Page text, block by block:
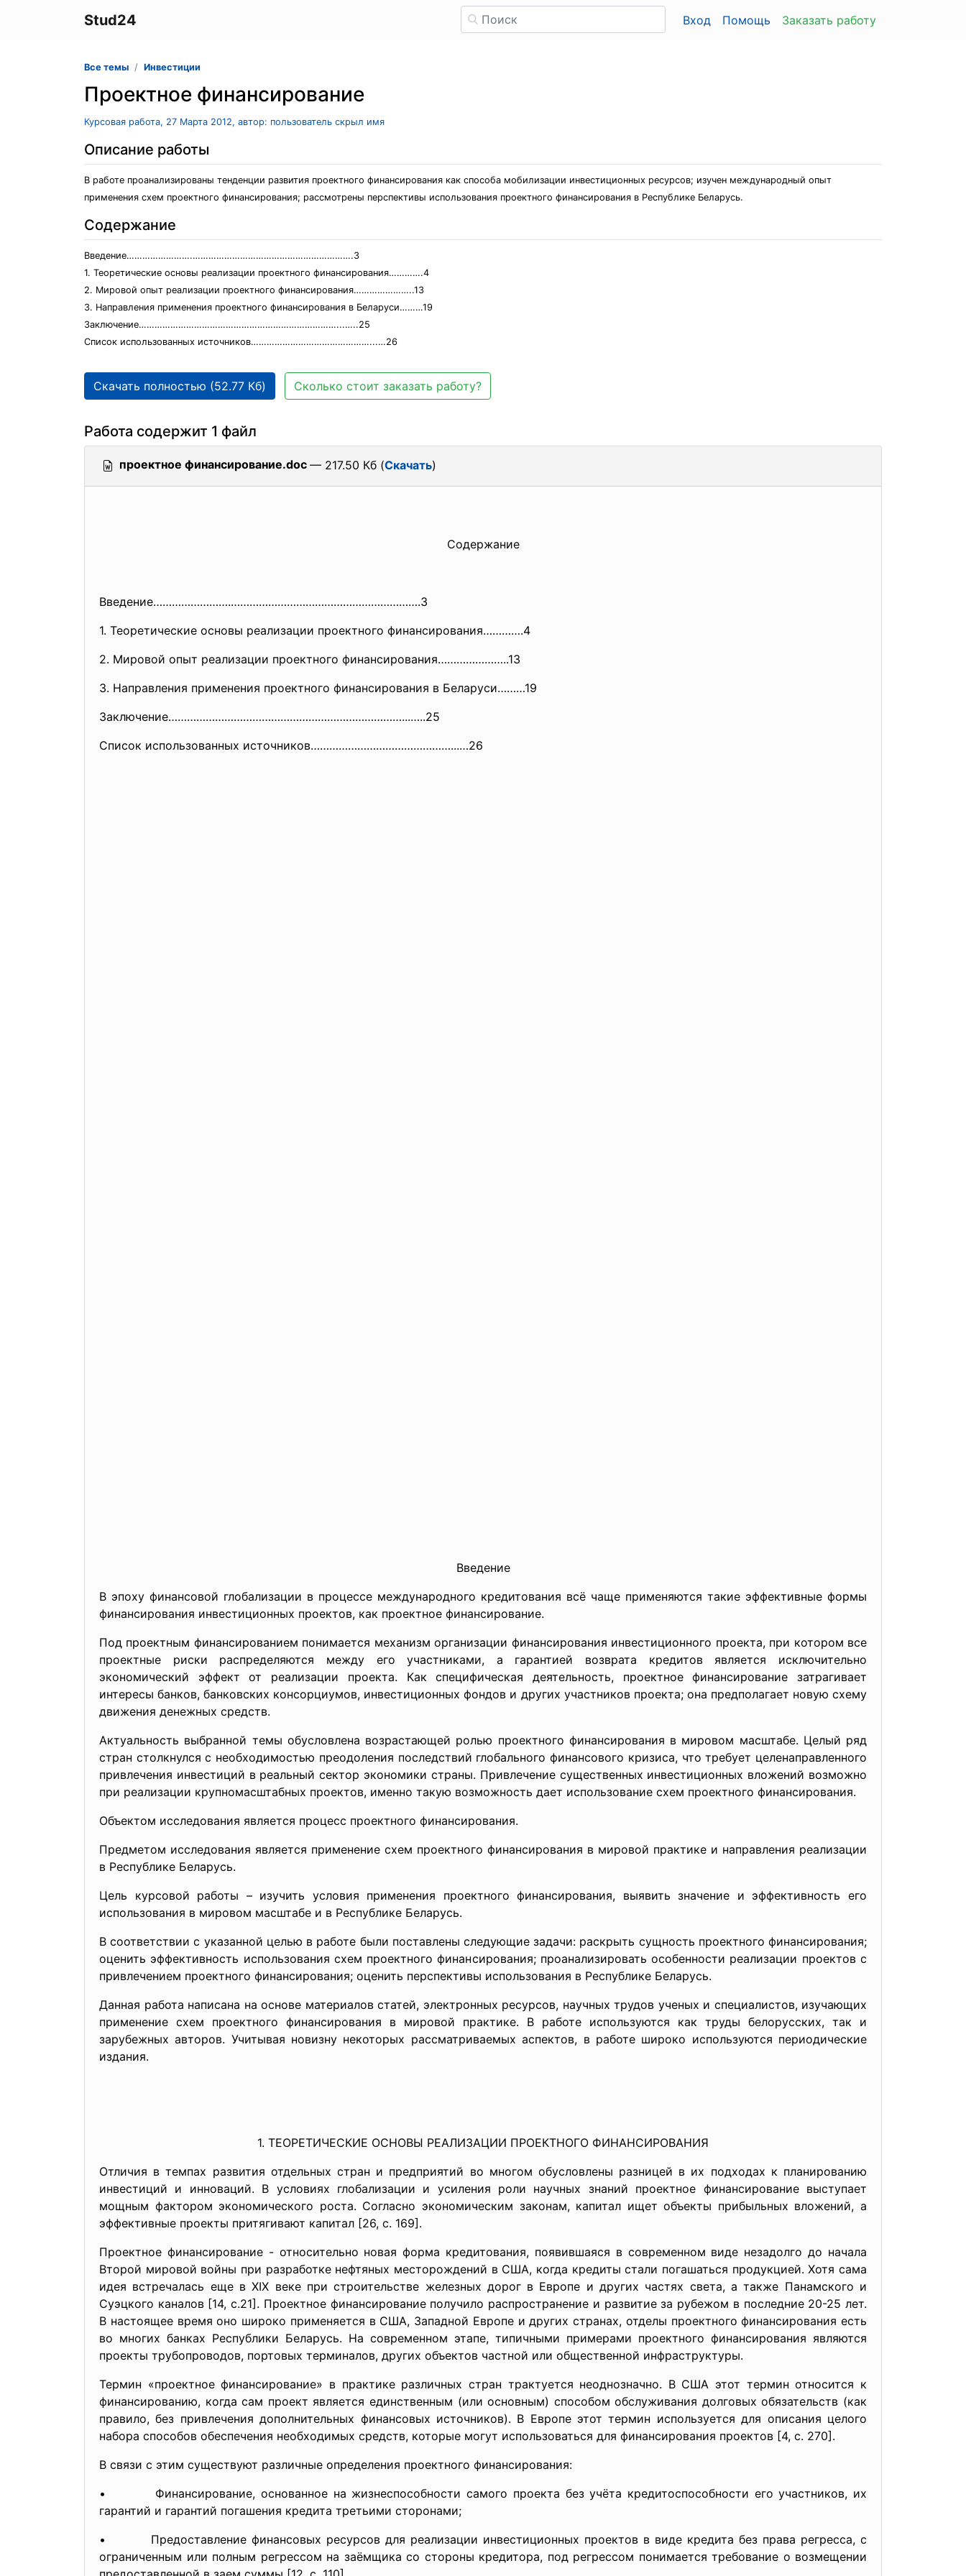
Stud24 Вход Помощь Заказать работу
Все темы Инвестиции
Проектное финансирование
Курсовая работа, 27 Марта 2012, автор: пользователь скрыл имя
Описание работы
В работе проанализированы тенденции развития проектного финансирования как способа мобилизации инвестиционных ресурсов; изучен международный опыт
применения схем проектного финансирования; рассмотрены перспективы использования проектного финансирования в Республике Беларусь.
Содержание
Введение…………………….…………………………………………………….3
1. Теоретические основы реализации проектного финансирования………….4
2. Мировой опыт реализации проектного финансирования…………………..13
3. Направления применения проектного финансирования в Беларуси………19
Заключение…………………………………………………………………...…..25
Список использованных источников………………………………………...…26
Скачать полностью (52.77 Кб) Сколько стоит заказать работу?
Работа содержит 1 файл
проектное финансирование.doc — 217.50 Кб (Скачать)
Содержание
Введение…………………….…………………………………………………….3
1. Теоретические основы реализации проектного финансирования………….4
2. Мировой опыт реализации проектного финансирования…………………..13
3. Направления применения проектного финансирования в Беларуси………19
Заключение…………………………………………………………………...…..25
Список использованных источников………………………………………...…26
Введение
В эпоху финансовой глобализации в процессе международного кредитования всё чаще применяются такие эффективные формы
финансирования инвестиционных проектов, как проектное финансирование.
Под проектным финансированием понимается механизм организации финансирования инвестиционного проекта, при котором все
проектные риски распределяются между его участниками, а гарантией возврата кредитов является исключительно
экономический эффект от реализации проекта. Как специфическая деятельность, проектное финансирование затрагивает
интересы банков, банковских консорциумов, инвестиционных фондов и других участников проекта; она предполагает новую схему
движения денежных средств.
Актуальность выбранной темы обусловлена возрастающей ролью проектного финансирования в мировом масштабе. Целый ряд
стран столкнулся с необходимостью преодоления последствий глобального финансового кризиса, что требует целенаправленного
привлечения инвестиций в реальный сектор экономики страны. Привлечение существенных инвестиционных вложений возможно
при реализации крупномасштабных проектов, именно такую возможность дает использование схем проектного финансирования.
Объектом исследования является процесс проектного финансирования.
Предметом исследования является применение схем проектного финансирования в мировой практике и направления реализации
в Республике Беларусь.
Цель курсовой работы – изучить условия применения проектного финансирования, выявить значение и эффективность его
использования в мировом масштабе и в Республике Беларусь.
В соответствии с указанной целью в работе были поставлены следующие задачи: раскрыть сущность проектного финансирования;
оценить эффективность использования схем проектного финансирования; проанализировать особенности реализации проектов с
привлечением проектного финансирования; оценить перспективы использования в Республике Беларусь.
Данная работа написана на основе материалов статей, электронных ресурсов, научных трудов ученых и специалистов, изучающих
применение схем проектного финансирования в мировой практике. В работе используются как труды белорусских, так и
зарубежных авторов. Учитывая новизну некоторых рассматриваемых аспектов, в работе широко используются периодические
издания.
1. ТЕОРЕТИЧЕСКИЕ ОСНОВЫ РЕАЛИЗАЦИИ ПРОЕКТНОГО ФИНАНСИРОВАНИЯ
Отличия в темпах развития отдельных стран и предприя­тий во многом обусловлены разницей в их подходах к плани­рованию
инвестиций и инноваций. В условиях глобализации и усиления роли научных знаний проектное финансирование выступает
мощным фактором экономического роста. Соглас­но экономическим законам, капитал ищет объекты прибыль­ных вложений, а
эффективные проекты притягивают капи­тал [26, с. 169].
Проектное финансирование - относительно новая форма кредитования, появившаяся в совре­менном виде незадолго до начала
Второй миро­вой войны при разработке нефтяных месторожде­ний в США, когда кредиты стали погашаться про­дукцией. Хотя сама
идея встречалась еще в XIX веке при строительстве железных дорог в Европе и других частях света, а также Панам­ского и
Суэцкого каналов [14, с.21]. Проектное финансирование получило распространение и развитие за рубежом в последние 20-25 лет.
В настоящее время оно широко применяется в США, Западной Европе и других странах, отделы проектного финансирования есть
во многих банках Республики Беларусь. На современном этапе, типичными примерами проектного финансирования являются
проекты трубопроводов, портовых терминалов, других объектов частной или общественной инфраструктуры.
Термин «проектное финансирование» в практике различных стран трактуется неоднозначно. В США этот термин относится к
финансированию, когда сам проект является единственным (или основным) способом обслуживания долговых обязательств (как
правило, без привлечения дополнительных финансовых источников). В Европе этот термин используется для описания целого
набора способов обеспечения необходимых средств, которые могут использоваться для финансирования проектов [4, с. 270].
В связи с этим существуют различные определения проектного финансирования:
• Финансирование, основанное на жизнеспособности самого проекта без учёта кредитоспособности его участников, их
гарантий и гарантий погашения кредита третьими сторонами;
• Предоставление финансовых ресурсов для реализации инвестиционных проектов в виде кредита без права регресса, с
ограниченным или полным регрессом на заёмщика со стороны кредитора, под регрессом понимается требование о возмещении